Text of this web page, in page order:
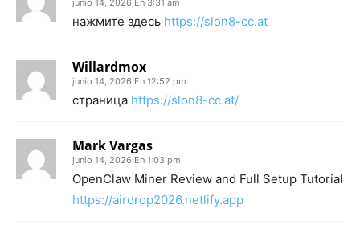
нажмите здесь https://slon8-cc.at
Willardmox
junio 14, 2026 En 12:52 pm
страница https://slon8-cc.at/
Mark Vargas
junio 14, 2026 En 1:03 pm
OpenClaw Miner Review and Full Setup Tutorial
https://airdrop2026.netlify.app